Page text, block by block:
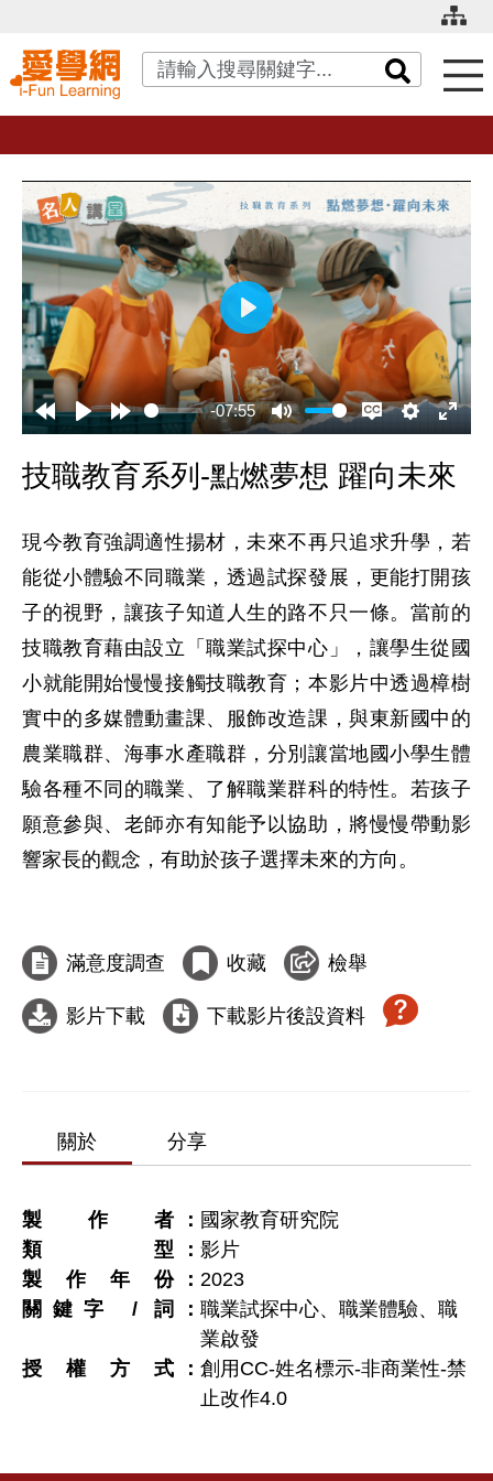
關鍵字搜尋
-07:55
播
放
技職教育系列-點燃夢想 躍向未來
現今教育強調適性揚材，未來不再只追求升學，若
能從小體驗不同職業，透過試探發展，更能打開孩
子的視野，讓孩子知道人生的路不只一條。當前的
技職教育藉由設立「職業試探中心」，讓學生從國
小就能開始慢慢接觸技職教育；本影片中透過樟樹
實中的多媒體動畫課、服飾改造課，與東新國中的
農業職群、海事水產職群，分別讓當地國小學生體
驗各種不同的職業、了解職業群科的特性。若孩子
願意參與、老師亦有知能予以協助，將慢慢帶動影
響家長的觀念，有助於孩子選擇未來的方向。
滿意度調查 收藏 檢舉
影片下載 下載影片後設資料
關於 分享
製作者
國家教育研究院
類型
影片
製作年份
2023
關鍵字 / 詞
職業試探中心、職業體驗、職
業啟發
授權方式
創用CC-姓名標示-非商業性-禁
止改作4.0